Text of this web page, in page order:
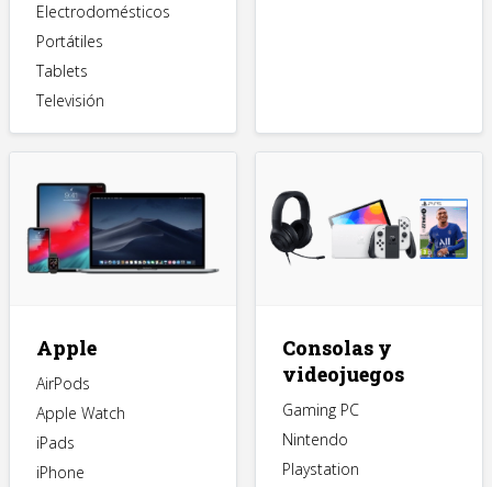
Electrodomésticos
Portátiles
Tablets
Televisión
Apple
AirPods
Apple Watch
iPads
iPhone
Consolas y
videojuegos
Gaming PC
Nintendo
Playstation